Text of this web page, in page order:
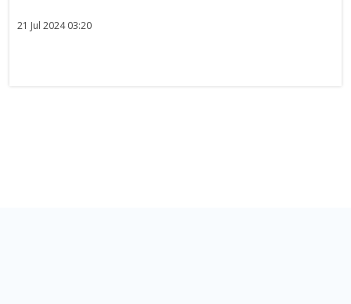
21 Jul 2024 03:20